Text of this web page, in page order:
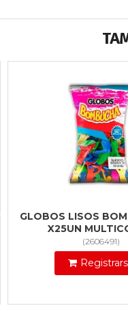
GLOBOS LISOS
X25UN
(2606491)